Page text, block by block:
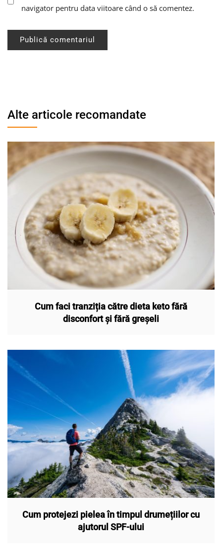
navigator pentru data viitoare când o să comentez.
Alte articole recomandate
Cum faci tranziția către dieta keto fără
disconfort și fără greșeli
Cum protejezi pielea în timpul drumețiilor cu
ajutorul SPF-ului